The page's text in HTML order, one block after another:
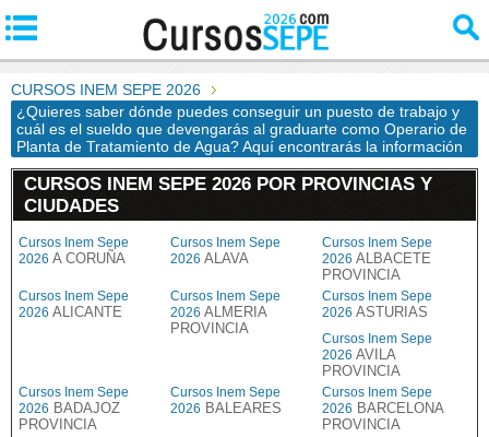
CURSOS INEM SEPE 2026
¿Quieres saber dónde puedes conseguir un puesto de trabajo y
cuál es el sueldo que devengarás al graduarte como Operario de
Planta de Tratamiento de Agua? Aquí encontrarás la información
CURSOS INEM SEPE 2026 POR PROVINCIAS Y
CIUDADES
Cursos Inem Sepe
2026 A CORUÑA
Cursos Inem Sepe
2026 ALAVA
Cursos Inem Sepe
2026 ALBACETE
PROVINCIA
Cursos Inem Sepe
2026 ALICANTE
Cursos Inem Sepe
2026 ALMERIA
PROVINCIA
Cursos Inem Sepe
2026 ASTURIAS
Cursos Inem Sepe
2026 AVILA
PROVINCIA
Cursos Inem Sepe
2026 BADAJOZ
PROVINCIA
Cursos Inem Sepe
2026 BALEARES
Cursos Inem Sepe
2026 BARCELONA
PROVINCIA